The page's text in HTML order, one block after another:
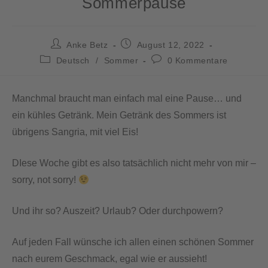
Anke Betz
August 12, 2022
Deutsch
/ Sommer 0 Kommentare
Manchmal braucht man einfach mal eine Pause… und
ein kühles Getränk. Mein Getränk des Sommers ist
übrigens Sangria, mit viel Eis!
DIese Woche gibt es also tatsächlich nicht mehr von mir –
sorry, not sorry!
Und ihr so? Auszeit? Urlaub? Oder durchpowern?
Auf jeden Fall wünsche ich allen einen schönen Sommer
nach eurem Geschmack, egal wie er aussieht!